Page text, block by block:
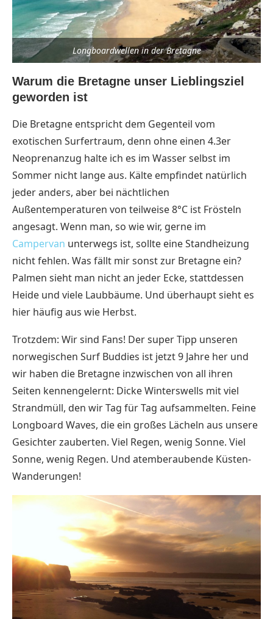
Longboardwellen in der Bretagne
Warum die Bretagne unser Lieblingsziel
geworden ist
Die Bretagne entspricht dem Gegenteil vom
exotischen Surfertraum, denn ohne einen 4.3er
Neoprenanzug halte ich es im Wasser selbst im
Sommer nicht lange aus. Kälte empfindet natürlich
jeder anders, aber bei nächtlichen
Außentemperaturen von teilweise 8°C ist Frösteln
angesagt. Wenn man, so wie wir, gerne im
Campervan unterwegs ist, sollte eine Standheizung
nicht fehlen. Was fällt mir sonst zur Bretagne ein?
Palmen sieht man nicht an jeder Ecke, stattdessen
Heide und viele Laubbäume. Und überhaupt sieht es
hier häufig aus wie Herbst.
Trotzdem: Wir sind Fans! Der super Tipp unseren
norwegischen Surf Buddies ist jetzt 9 Jahre her und
wir haben die Bretagne inzwischen von all ihren
Seiten kennengelernt: Dicke Winterswells mit viel
Strandmüll, den wir Tag für Tag aufsammelten. Feine
Longboard Waves, die ein großes Lächeln aus unsere
Gesichter zauberten. Viel Regen, wenig Sonne. Viel
Sonne, wenig Regen. Und atemberaubende Küsten-
Wanderungen!